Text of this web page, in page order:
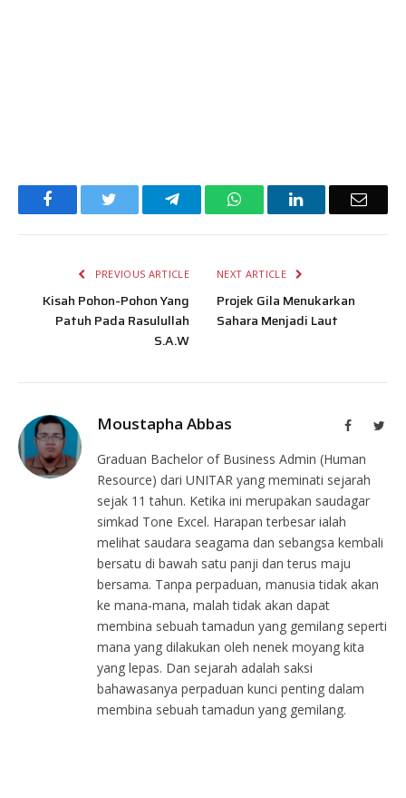
Facebook TelegramWhatsAppLinkedIn Email
PREVIOUS ARTICLE
Kisah Pohon-Pohon Yang
Patuh Pada Rasulullah
S.A.W
NEXT ARTICLE
Projek Gila Menukarkan
Sahara Menjadi Laut
Moustapha Abbas Facebook
Graduan Bachelor of Business Admin (Human
Resource) dari UNITAR yang meminati sejarah
sejak 11 tahun. Ketika ini merupakan saudagar
simkad Tone Excel. Harapan terbesar ialah
melihat saudara seagama dan sebangsa kembali
bersatu di bawah satu panji dan terus maju
bersama. Tanpa perpaduan, manusia tidak akan
ke mana-mana, malah tidak akan dapat
membina sebuah tamadun yang gemilang seperti
mana yang dilakukan oleh nenek moyang kita
yang lepas. Dan sejarah adalah saksi
bahawasanya perpaduan kunci penting dalam
membina sebuah tamadun yang gemilang.